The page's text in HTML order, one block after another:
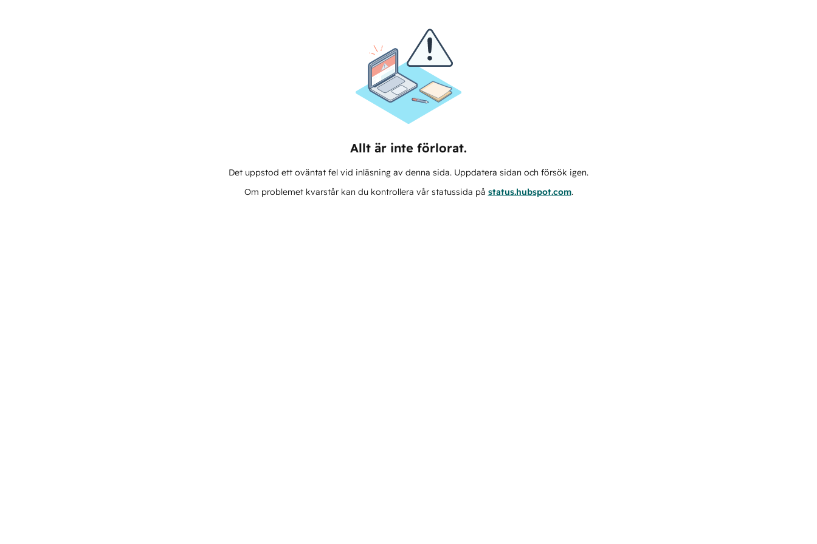
Allt är inte förlorat.
Det uppstod ett oväntat fel vid inläsning av denna sida. Uppdatera sidan och försök igen.
Om problemet kvarstår kan du kontrollera vår statussida på status.hubspot.com.